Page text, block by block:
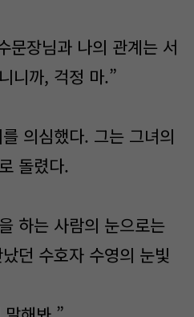
문장님과 나의 관계는 서
니까, 걱정 마.”
의심했다. 그는 그녀의
돌렸다.
하는 사람의 눈으로는
던 수호자 수영의 눈빛